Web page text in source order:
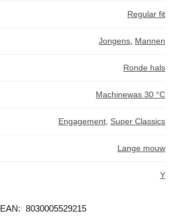
Regular fit
Jongens, Mannen
Ronde hals
Machinewas 30 °C
Engagement, Super Classics
Lange mouw
Y
EAN: 8030005529215